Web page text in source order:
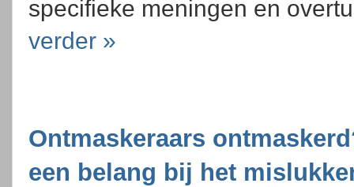
specifieke meningen en
verder »
Ontmaskeraars
een belang bij het